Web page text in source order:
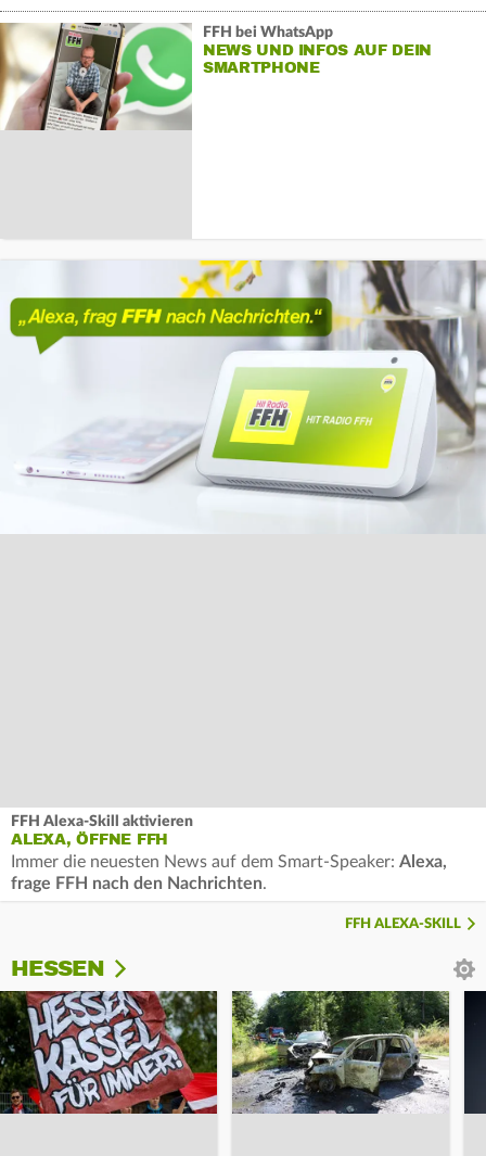
FFH bei WhatsApp
NEWS UND INFOS AUF DEIN
SMARTPHONE
FFH Alexa-Skill aktivieren
ALEXA, ÖFFNE FFH
Immer die neuesten News auf dem Smart-Speaker: Alexa,
frage FFH nach den Nachrichten.
FFH ALEXA-SKILL
HESSEN